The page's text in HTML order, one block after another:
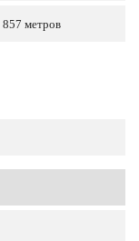
857 метров